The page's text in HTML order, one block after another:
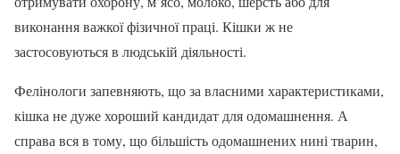
виконання важкої фізичної праці. Кішки ж не
застосовуються в людській діяльності.
Фелінологи запевняють, що за власними характеристиками,
кішка не дуже хороший кандидат для одомашнення. А
справа вся в тому, що більшість одомашнених нині тварин,